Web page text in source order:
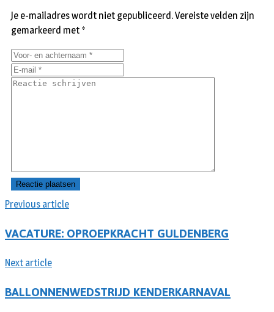
Previous article
VACATURE: OPROEPKRACHT GULDENBERG
Next article
BALLONNENWEDSTRIJD KENDERKARNAVAL
Je e-mailadres wordt niet gepubliceerd.Vereiste velden zijn
gemarkeerd met *